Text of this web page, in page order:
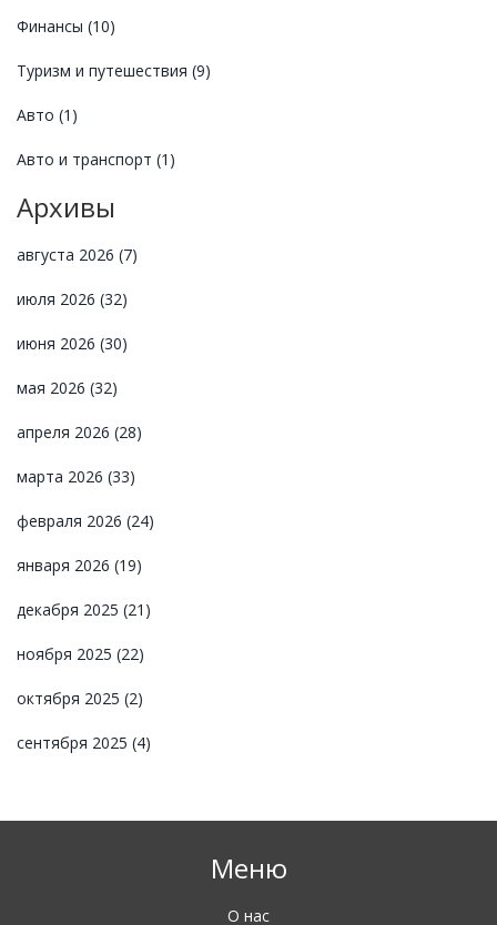
Финансы (10)
Туризм и путешествия (9)
Авто (1)
Авто и транспорт (1)
Архивы
августа 2026 (7)
июля 2026 (32)
июня 2026 (30)
мая 2026 (32)
апреля 2026 (28)
марта 2026 (33)
февраля 2026 (24)
января 2026 (19)
декабря 2025 (21)
ноября 2025 (22)
октября 2025 (2)
сентября 2025 (4)
Меню
О нас